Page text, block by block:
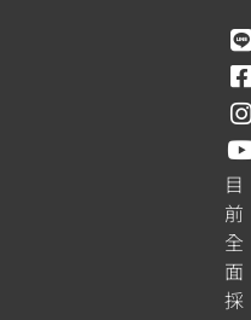
目
前
全
面
採